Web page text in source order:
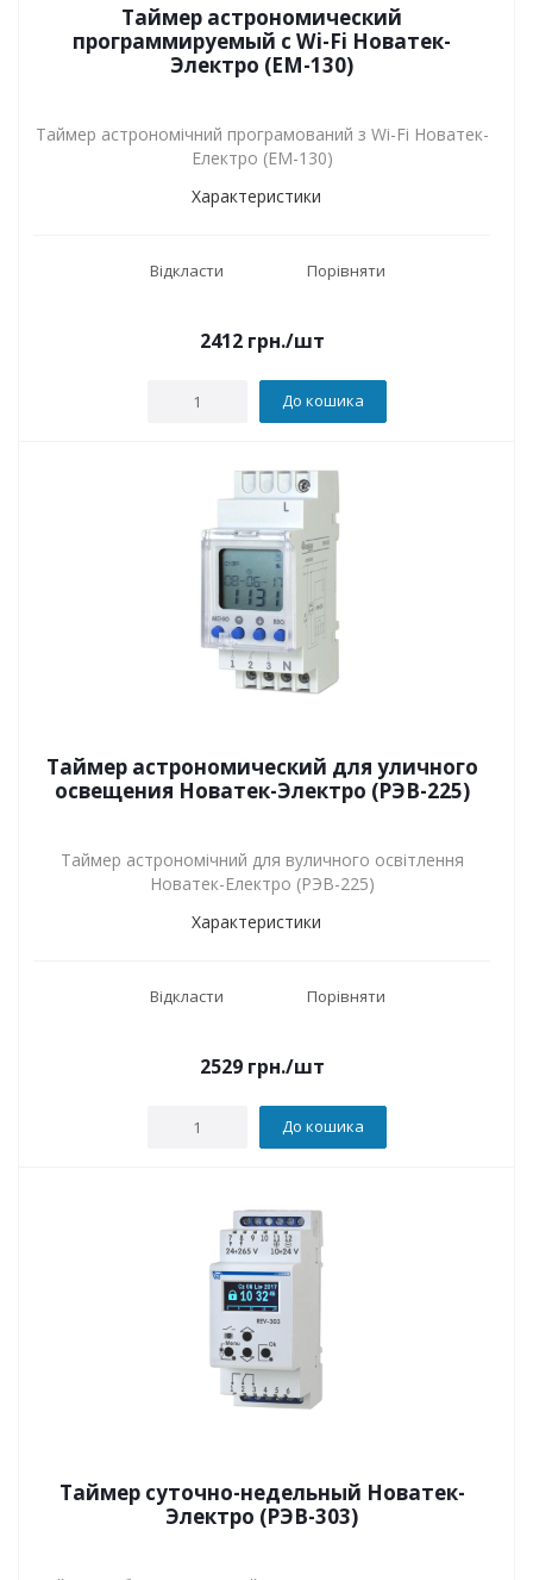
Таймер астрономический
программируемый с Wi-Fi Новатек-
Электро (ЕМ-130)
Таймер астрономічний програмований з Wi-Fi Новатек-
Електро (ЕМ-130)
Характеристики
Відкласти Порівняти
2412 грн./шт
До кошика
Таймер астрономический для уличного
освещения Новатек-Электро (РЭВ-225)
Таймер астрономічний для вуличного освітлення
Новатек-Електро (РЭВ-225)
Характеристики
Відкласти Порівняти
2529 грн./шт
До кошика
Таймер суточно-недельный Новатек-
Электро (РЭВ-303)